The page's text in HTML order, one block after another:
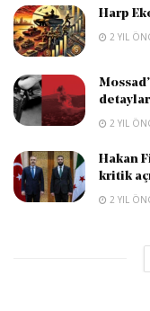
Harp
2 YIL
2 YIL
Hakan
kritik
2 YIL